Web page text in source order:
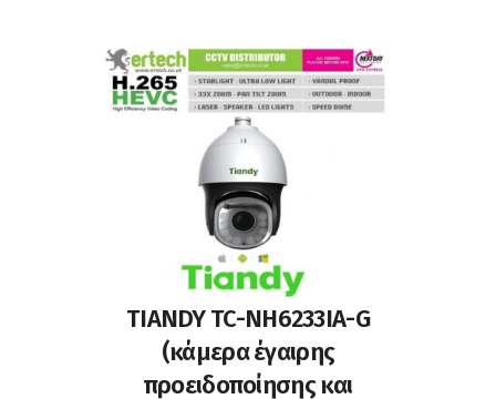
TIANDY TC-NH6233IA-G
(κάμερα έγαιρης
προειδοποίησης και